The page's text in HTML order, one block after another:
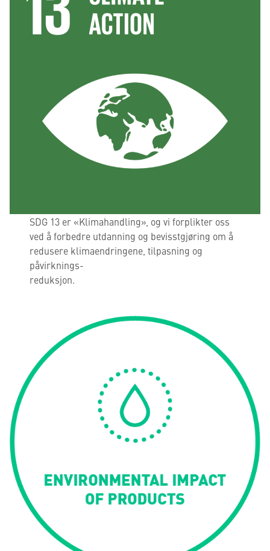
SDG 13 er «Klimahandling», og vi forplikter oss
ved å forbedre utdanning og bevisstgjøring om å
redusere klimaendringene, tilpasning og
påvirknings-
reduksjon.